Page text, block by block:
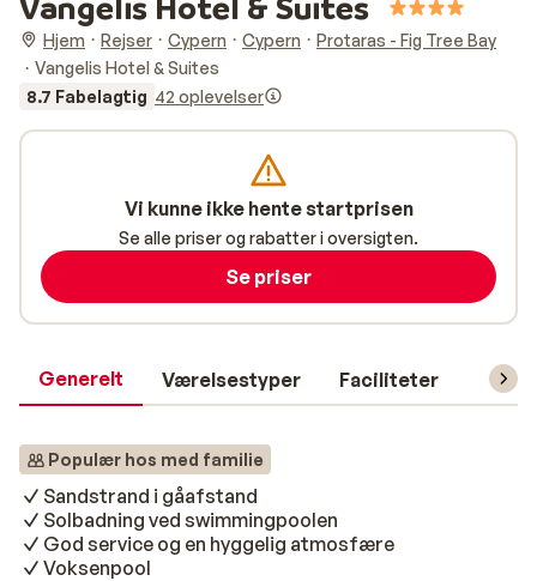
Hjem Rejser Cypern Cypern
Protaras - Fig Tree Bay
Vangelis Hotel & Suites
8.7 Fabelagtig 42 oplevelser
Generelt Værelsestyper Faciliteter
Populær hos med familie
Sandstrand i gåafstand
Solbadning ved swimmingpoolen
God service og en hyggelig atmosfære
Voksenpool
Vi kunne ikke hente startprisen
Se alle priser og rabatter i oversigten.
Se priser